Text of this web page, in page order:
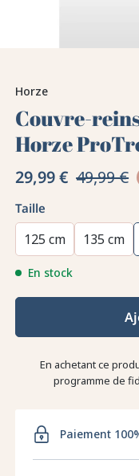
Horze
Couvre-
Horze
29,99 € 49,99 €
Taille
125 cm 135 cm
En stock
En achetant ce
programme de
Paiement